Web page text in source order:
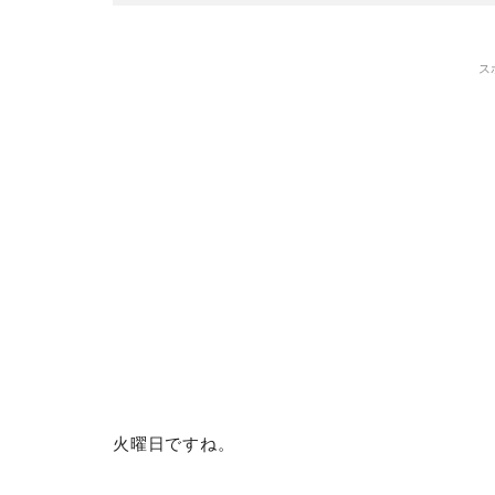
ス
火曜日ですね。